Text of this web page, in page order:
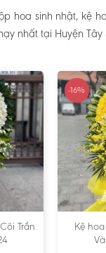
hoa sinh nhật, kệ
nhất tại Huyện Tây
Trần
-16%
Kệ